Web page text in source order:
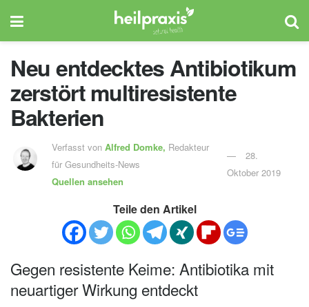
Neu entdecktes Antibiotikum
zerstört multiresistente
Bakterien
Verfasst vonAlfred Domke, Redakteur
für Gesundheits-News
Quellen ansehen
28.
Oktober 2019
Teile den Artikel
Gegen resistente Keime: Antibiotika mit
neuartiger Wirkung entdeckt